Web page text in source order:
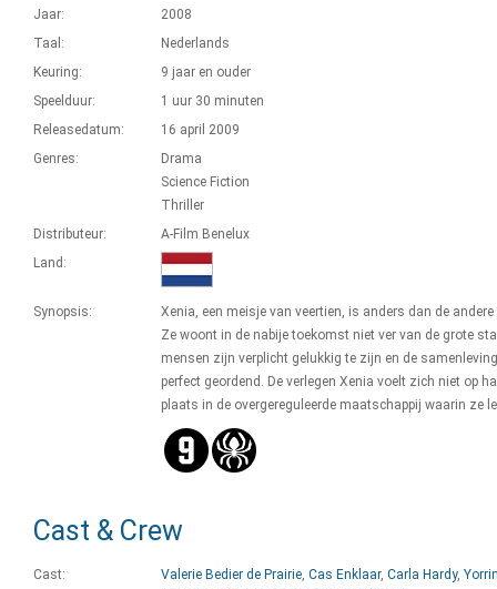
Jaar:
2008
Taal:
Nederlands
Keuring:
9 jaar en ouder
Speelduur:
1 uur 30 minuten
Releasedatum:
16 april 2009
Genres:
Drama
Science Fiction
Thriller
Distributeur:
A-Film Benelux
Land:
Synopsis:
Xenia, een meisje van veertien, is anders dan de
Ze woont in de nabije toekomst niet ver van de grote
mensen zijn verplicht gelukkig te zijn en de
perfect geordend. De verlegen Xenia voelt zich niet op
plaats in de overgereguleerde maatschappij waarin ze
Cast & Crew
Cast: Valerie Bedier de Prairie, Cas Enklaar, Carla Hardy,